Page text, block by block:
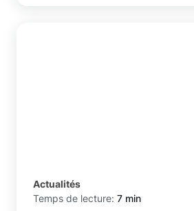
Actualités
Temps de lecture: 7 min